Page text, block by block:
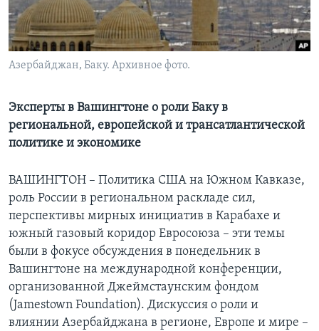
Learning English
СОЦИАЛЬНЫЕ СЕТИ
Языки
Азербайджан, Баку. Архивное фото.
Эксперты в Вашингтоне о роли Баку в
региональной, европейской и трансатлантической
политике и экономике
ВАШИНГТОН – Политика США на Южном Кавказе,
роль России в региональном раскладе сил,
перспективы мирных инициатив в Карабахе и
южный газовый коридор Евросоюза – эти темы
были в фокусе обсуждения в понедельник в
Вашингтоне на международной конференции,
организованной Джеймстаунским фондом
(Jamestown Foundation). Дискуссия о роли и
влиянии Азербайджана в регионе, Европе и мире –